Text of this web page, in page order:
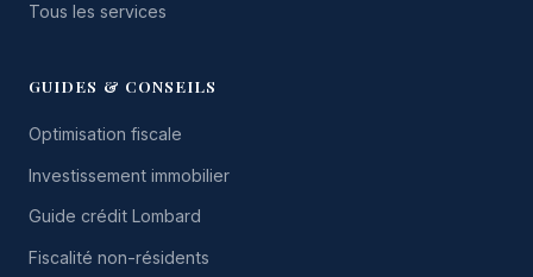
Tous les services
GUIDES & CONSEILS
Optimisation fiscale
Investissement immobilier
Guide crédit Lombard
Fiscalité non-résidents